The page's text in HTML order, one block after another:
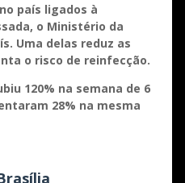
país ligados à
o Ministério da
Uma delas reduz as
o risco de reinfecção.
120% na semana de 6
28% na mesma